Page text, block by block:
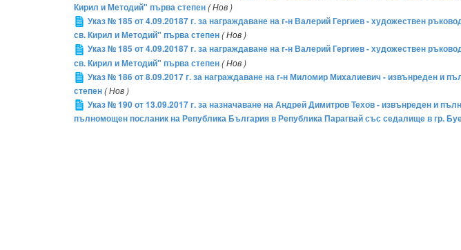
Кирил и Методий" първа степен( Нов )
Указ № 185 от 4.09.20187 г. за награждаване на г-н Валерий Гергиев - художествен
св. Кирил и Методий" първа степен( Нов )
Указ № 185 от 4.09.20187 г. за награждаване на г-н Валерий Гергиев - художествен
св. Кирил и Методий" първа степен( Нов )
Указ № 186 от 8.09.2017 г. за награждаване на г-н Миломир Михалиевич - извънреден и
степен( Нов )
Указ № 190 от 13.09.2017 г. за назначаване на Андрей Димитров Техов - извънреден и
пълномощен посланик на Република България в Република Парагвай със седалище в гр.